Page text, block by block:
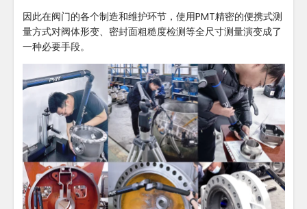
因此在阀门的各个制造和维护环节，使用PMT精密的便携式测
量方式对阀体形变、密封面粗糙度检测等全尺寸测量演变成了
一种必要手段。